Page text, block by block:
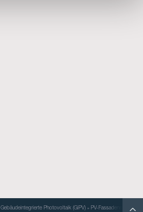
Gebäudeintegrierte Photovoltaik (GiPV) » PV-Fassadensystem